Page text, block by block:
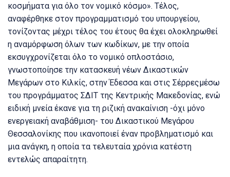
κοσμήματα για όλο τον νομικό κόσμο». Τέλος,
αναφέρθηκε στον προγραμματισμό του υπουργείου,
τονίζοντας μέχρι τέλος του έτους θα έχει ολοκληρωθεί
η αναμόρφωση όλων των κωδίκων, με την οποία
εκσυγχρονίζεται όλο το νομικό οπλοστάσιο,
γνωστοποίησε την κατασκευή νέων Δικαστικών
Μεγάρων στο Κιλκίς, στην Έδεσσα και στις Σέρρεςμέσω
του προγράμματος ΣΔΙΤ της Κεντρικής Μακεδονίας, ενώ
ειδική μνεία έκανε για τη ριζική ανακαίνιση -όχι μόνο
ενεργειακή αναβάθμιση- του Δικαστικού Μεγάρου
Θεσσαλονίκης που ικανοποιεί έναν προβληματισμό και
μια ανάγκη, η οποία τα τελευταία χρόνια κατέστη
εντελώς απαραίτητη.